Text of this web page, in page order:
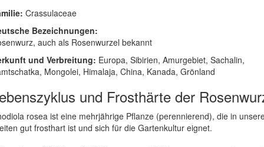
Crassulaceae
Bezeichnungen:
auch als Rosenwurzel bekannt
und Verbreitung: Europa, Sibirien, Amurgebiet, Sachalin,
Mongolei, Himalaja, China, Kanada, Grönland
und Frosthärte der
rosea ist eine mehrjährige Pflanze (perennierend), die in
gut frosthart ist und sich für die Gartenkultur eignet.